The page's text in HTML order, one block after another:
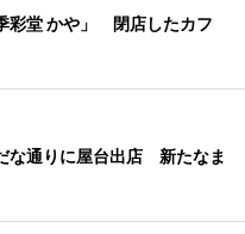
彩堂 かや」 閉店したカフ
な通りに屋台出店 新たなま